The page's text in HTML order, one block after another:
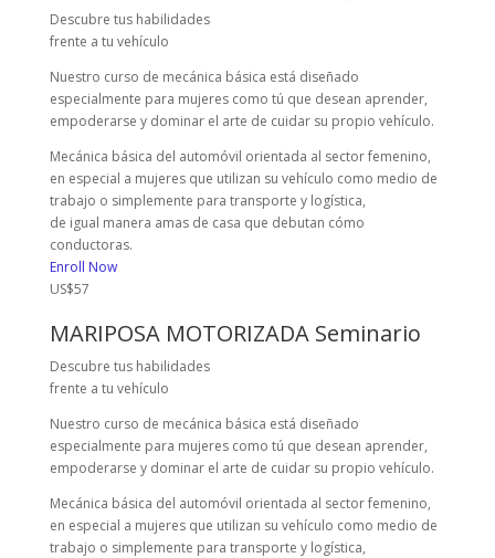
Descubre tus habilidades
frente a tu vehículo
Nuestro curso de mecánica básica está diseñado
especialmente para mujeres como tú que desean aprender,
empoderarse y dominar el arte de cuidar su propio vehículo.
Mecánica básica del automóvil orientada al sector femenino,
en especial a mujeres que utilizan su vehículo como medio de
trabajo o simplemente para transporte y logística,
de igual manera amas de casa que debutan cómo
conductoras.
Enroll Now
US$57
MARIPOSA MOTORIZADA Seminario
Descubre tus habilidades
frente a tu vehículo
Nuestro curso de mecánica básica está diseñado
especialmente para mujeres como tú que desean aprender,
empoderarse y dominar el arte de cuidar su propio vehículo.
Mecánica básica del automóvil orientada al sector femenino,
en especial a mujeres que utilizan su vehículo como medio de
trabajo o simplemente para transporte y logística,